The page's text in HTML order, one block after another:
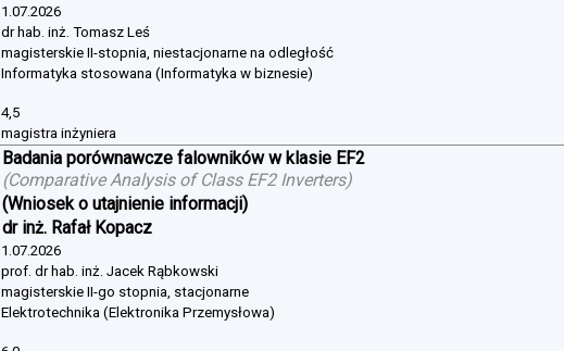
1.07.2026
dr hab. inż. Tomasz Leś
magisterskie II-stopnia, niestacjonarne na odległość
Informatyka stosowana (Informatyka w biznesie)
4,5
magistra inżyniera
Badania porównawcze falowników w klasie EF2
(Comparative Analysis of Class EF2 Inverters)
(Wniosek o utajnienie informacji)
dr inż. Rafał Kopacz
1.07.2026
prof. dr hab. inż. Jacek Rąbkowski
magisterskie II-go stopnia, stacjonarne
Elektrotechnika (Elektronika Przemysłowa)